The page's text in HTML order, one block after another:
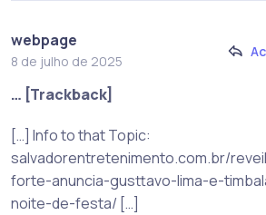
webpage
8 de julho de 2025
… [Trackback]
[…] Info to that Topic:
salvadorentretenimento.com.br/
forte-anuncia-gusttavo-lima-e-
noite-de-festa/ […]